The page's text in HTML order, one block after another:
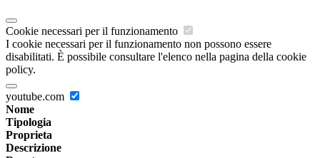
Cookie necessari per il funzionamento
I cookie necessari per il funzionamento non possono essere
disabilitati. È possibile consultare l'elenco nella pagina della cookie
policy.
youtube.com
Nome
Tipologia
Proprieta
Descrizione